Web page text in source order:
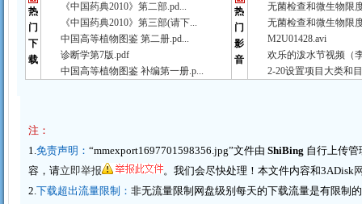
热
门
下
载
《中国药典2010》第二部.pd...
《中国药典2010》第三部(请下...
中国高等植物图鉴 第二册.pd...
诊断学第7版.pdf
中国高等植物图鉴 补编第一册.p...
热
门
影
音
无菌检查和微生物限
无菌检查和微生物限
M2U01428.avi
欢乐的泼水节视频（
2-20设置项目大类和
注：
1.免责声明：“mmexport1697701598356.jpg”文件由ShiBing 自行上传
容，请立即举报 。我们会尽快处理！本文件内容和3ADisk
2.下载超出流量限制：非无流量限制网盘级别每天的下载流量是有限制